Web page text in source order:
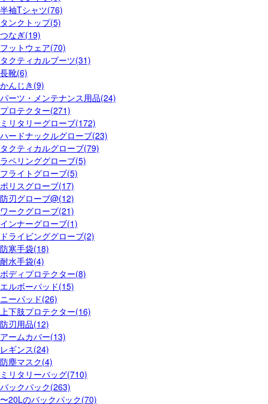
半袖Tシャツ(76)
タンクトップ(5)
つなぎ(19)
フットウェア(70)
タクティカルブーツ(31)
長靴(6)
かんじき(9)
パーツ・メンテナンス用品(24)
プロテクター(271)
ミリタリーグローブ(172)
ハードナックルグローブ(23)
タクティカルグローブ(79)
ラペリンググローブ(5)
フライトグローブ(5)
ポリスグローブ(17)
防刃グローブ@(12)
ワークグローブ(21)
インナーグローブ(1)
ドライビンググローブ(2)
防寒手袋(18)
耐水手袋(4)
ボディプロテクター(8)
エルボーパッド(15)
ニーパッド(26)
上下肢プロテクター(16)
防刃用品(12)
アームカバー(13)
レギンス(24)
防塵マスク(4)
ミリタリーバッグ(710)
バックパック(263)
〜20Lのバックパック(70)